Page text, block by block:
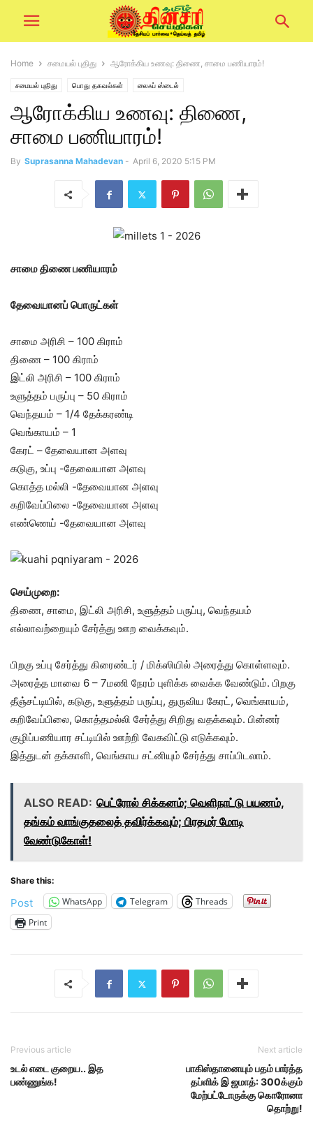
Home சமையல் புதிது ஆரோக்கிய உணவு: திணை, சாமை பணியாரம்!
சமையல் புதிது பொது தகவல்கள் லைஃப் ஸ்டைல்
ஆரோக்கிய உணவு: திணை,
சாமை பணியாரம்!
By Suprasanna Mahadevan - April 6, 2020 5:15 PM
சாமை திணை பணியாரம்
தேவையானப் பொருட்கள்
சாமை அரிசி – 100 கிராம்
திணை – 100 கிராம்
இட்லி அரிசி – 100 கிராம்
உளுத்தம் பருப்பு – 50 கிராம்
வெந்தயம் – 1/4 தேக்கரண்டி
வெங்காயம் – 1
கேரட் – தேவையான அளவு
கடுகு, உப்பு -தேவையான அளவு
கொத்த மல்லி -தேவையான அளவு
கறிவேப்பிலை -தேவையான அளவு
எண்ணெய் -தேவையான அளவு
செய்முறை:
திணை, சாமை, இட்லி அரிசி, உளுத்தம் பருப்பு, வெந்தயம்
எல்லாவற்றையும் சேர்த்து ஊற வைக்கவும்.
பிறகு உப்பு சேர்த்து கிரைண்டர் / மிக்ஸியில் அரைத்து கொள்ளவும்.
அரைத்த மாவை 6 – 7மணி நேரம் புளிக்க வைக்க வேண்டும். பிறகு
தீஞ்சட்டியில், கடுகு, உளுத்தம் பருப்பு, துருவிய கேரட், வெங்காயம்,
கறிவேப்பிலை, கொத்தமல்லி சேர்த்து சிறிது வதக்கவும். பின்னர்
குழிப்பணியார சட்டியில் ஊற்றி வேகவிட்டு எடுக்கவும்.
இத்துடன் தக்காளி, வெங்காய சட்னியும் சேர்த்து சாப்பிடலாம்.
ALSO READ: பெட்ரோல் சிக்கனம்; வெளிநாட்டு பயணம்,
தங்கம் வாங்குதலைத் தவிர்க்கவும்; பிரதமர் மோடி
வேண்டுகோள்!
Share this:
Post WhatsApp Telegram
Threads
Print
Previous article
உடல் எடை குறைய.. இத
பண்ணுங்க!
Next article
பாகிஸ்தானையும் பதம் பார்த்த
தப்ளிக் இ ஜமாத்: 300க்கும்
மேற்பட்டோருக்கு கொரோனா
தொற்று!